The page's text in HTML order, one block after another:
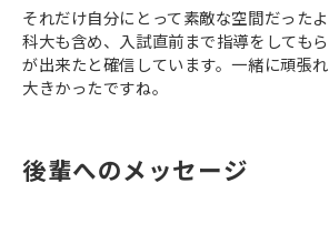
それだけ自分にとって素敵な空間だった
科大も含め、入試直前まで指導をしても
が出来たと確信しています。一緒に頑張
大きかったですね。
後輩へのメッセージ